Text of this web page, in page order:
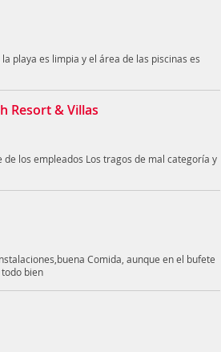
playa es limpia y el área de las piscinas es
Resort & Villas
los empleados Los tragos de mal categoría y
Comida, aunque en el bufete
bien